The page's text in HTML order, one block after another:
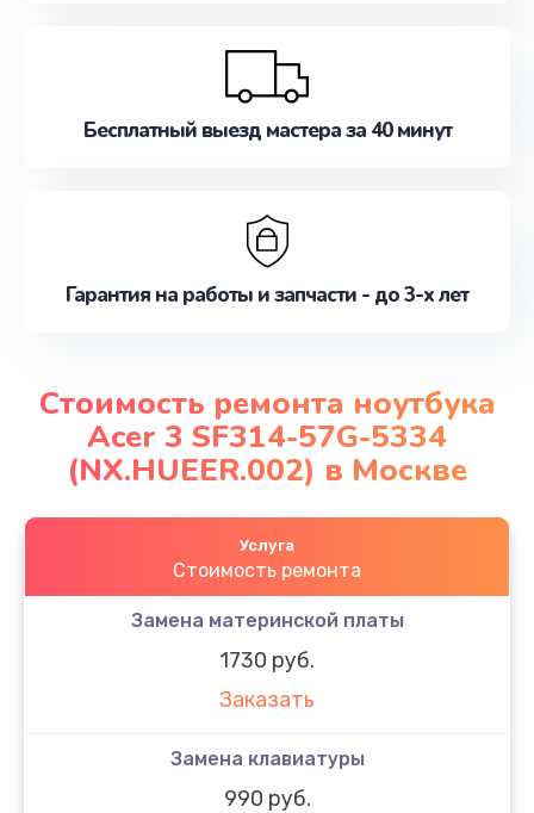
Бесплатный выезд мастера за 40 минут
Гарантия на работы и запчасти - до 3-х лет
Стоимость ремонта ноутбука
Acer 3 SF314-57G-5334
(NX.HUEER.002) в Москве
Услуга
Стоимость ремонта
Замена материнской платы
1730 руб.
Заказать
Замена клавиатуры
990 руб.